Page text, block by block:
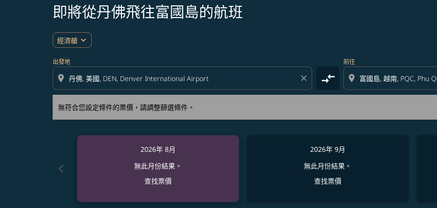
即將從丹佛飛往富國島的航班
經濟艙 expand_more
出發地
location_on close compare_arrows
前往
location_on
無符合您設定條件的票價，請調整篩選條件。
無符合您設定條件的票價，請調整篩選條件。
chevron_left
2026年 8月
無此月份結果。
查找票價
2026年 9月
無此月份結果。
查找票價